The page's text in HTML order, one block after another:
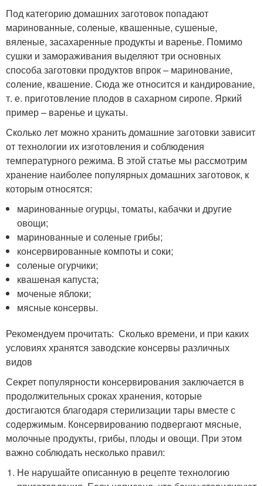
Под категорию домашних заготовок попадают
маринованные, соленые, квашенные, сушеные,
вяленые, засахаренные продукты и варенье. Помимо
сушки и замораживания выделяют три основных
способа заготовки продуктов впрок – маринование,
соление, квашение. Сюда же относится и кандирование,
т. е. приготовление плодов в сахарном сиропе. Яркий
пример – варенье и цукаты.
Сколько лет можно хранить домашние заготовки зависит
от технологии их изготовления и соблюдения
температурного режима. В этой статье мы рассмотрим
хранение наиболее популярных домашних заготовок, к
которым относятся:
маринованные огурцы, томаты, кабачки и другие
овощи;
маринованные и соленые грибы;
консервированные компоты и соки;
соленые огурчики;
квашеная капуста;
моченые яблоки;
мясные консервы.
Рекомендуем прочитать: Сколько времени, и при каких
условиях хранятся заводские консервы различных
видов
Секрет популярности консервирования заключается в
продолжительных сроках хранения, которые
достигаются благодаря стерилизации тары вместе с
содержимым. Консервированию подвергают мясные,
молочные продукты, грибы, плоды и овощи. При этом
важно соблюдать несколько правил:
Не нарушайте описанную в рецепте технологию